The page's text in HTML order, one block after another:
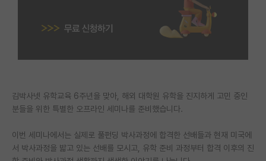
취업 게시판
인문사회 계열 게시판
반도체/AI 게시판
김박사넷 유학교육 6주년을 맞아, 해외 대학원 유학을 진지하게 고민 중인
분들을 위한 특별한 오프라인 세미나를 준비했습니다.
이번 세미나에서는 실제로 풀펀딩 박사과정에 합격한 선배들과 현재 미국에
서 박사과정을 밟고 있는 선배를 모시고, 유학 준비 과정부터 합격 이후의 진